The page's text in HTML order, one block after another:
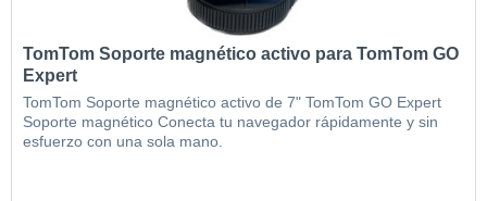
TomTom Soporte magnético activo para TomTom GO
Expert
TomTom Soporte magnético activo de 7" TomTom GO Expert
Soporte magnético Conecta tu navegador rápidamente y sin
esfuerzo con una sola mano.